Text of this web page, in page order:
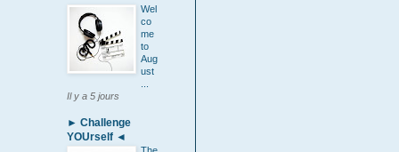
Wel
co
me
to
Aug
ust
Il y a 5 jours
► Challenge
YOUrself ◄